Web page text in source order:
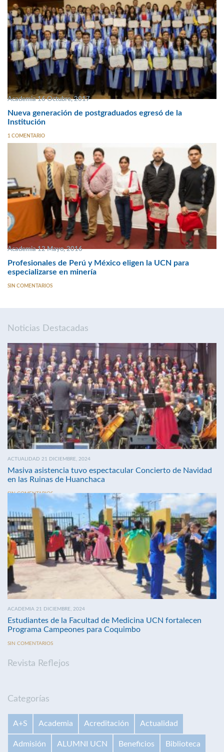
Academia 16 Octubre, 2017
Nueva generación de postgraduados egresó de la
Institución
1 COMENTARIO
Academia 12 Mayo, 2016
Profesionales de Perú y México eligen la UCN para
especializarse en minería
SIN COMENTARIOS
Noticias Destacadas
ACTUALIDAD 21 DICIEMBRE, 2024
Masiva asistencia tuvo espectacular Concierto de Navidad
en las Ruinas de Huanchaca
SIN COMENTARIOS
ACADEMIA 21 DICIEMBRE, 2024
Estudiantes de la Facultad de Medicina UCN fortalecen
Programa Campeones para Coquimbo
SIN COMENTARIOS
Revista Reflejos
Categorías
A+S Academia Acreditación Actualidad
Admisión ALUMNI UCN Beneficios Biblioteca